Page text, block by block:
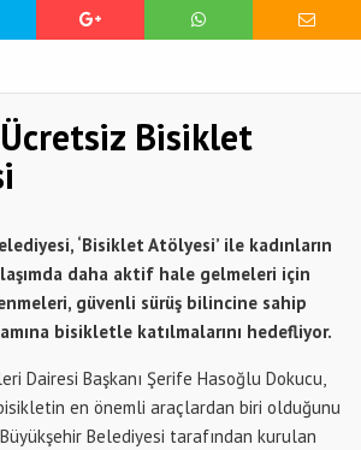
Bisiklet
‘Bisiklet Atölyesi’ ile kadınların
daha aktif hale gelmeleri için
güvenli sürüş bilincine sahip
bisikletle katılmalarını hedefliyor.
Dairesi Başkanı Şerife Hasoğlu Dokucu,
en önemli araçlardan biri olduğunu
Belediyesi tarafından kurulan